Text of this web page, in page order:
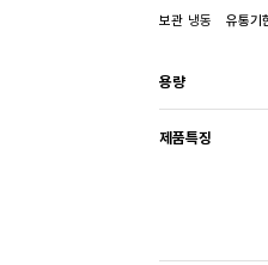
보관 냉동 유통기
용량
제품특징